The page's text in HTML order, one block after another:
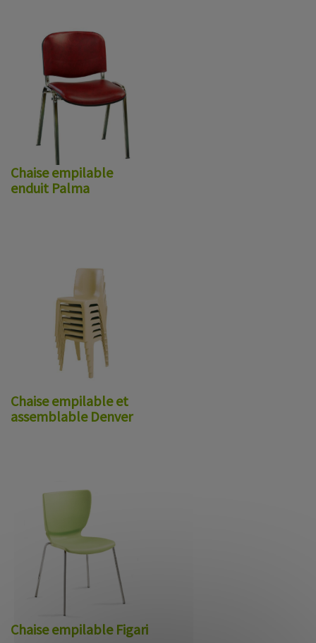
Chaise empilable
enduit Palma
Chaise empilable et
assemblable Denver
Chaise empilable Figari